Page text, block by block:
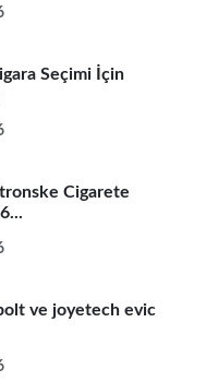
Seçimi İçin
Cigarete
ve joyetech evic